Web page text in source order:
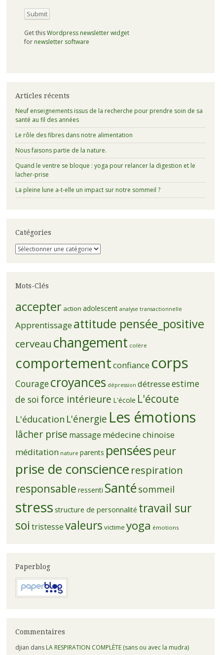
Get thisWordpress newsletter widget
for newsletter software
Articles récents
Neuf enseignements issus de la recherche pour prendre soin de sa
santé au fil des années
Le rôle des fibres dans notre alimentation
Nous faisons partie de la nature.
Quand le ventre se bloque : yoga pour relancer la digestion et le
lacher-prise
La pleine lune a-t-elle un impact sur notre sommeil ?
Catégories
Catégories
Mots-Clés
accepter action adolescent analyse transactionnelle
Apprentissage attitude pensée_positive
cerveau changement colère
comportementconfiance corps
Couragecroyances dépression détresseestime
de soi force intérieure L'école L'écoute
L'éducation L'énergie Les émotions
lâcher prise massage médecine chinoise
méditation nature parents pensées peur
prise de conscience respiration
responsable ressenti Santésommeil
stress structure de personnalité travail sur
soi tristessevaleurs victime yoga émotions
Paperblog
Commentaires
djian dans LA RESPIRATION COMPLÈTE (sans ou avec la mudra)